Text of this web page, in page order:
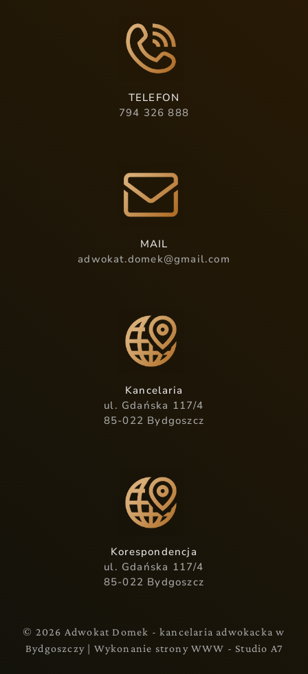
TELEFON
794 326 888
MAIL
adwokat.domek@gmail.com
Kancelaria
ul. Gdańska 117/4
85-022 Bydgoszcz
Korespondencja
ul. Gdańska 117/4
85-022 Bydgoszcz
© 2026 Adwokat Domek - kancelaria adwokacka w
Bydgoszczy | Wykonanie strony WWW - Studio A7